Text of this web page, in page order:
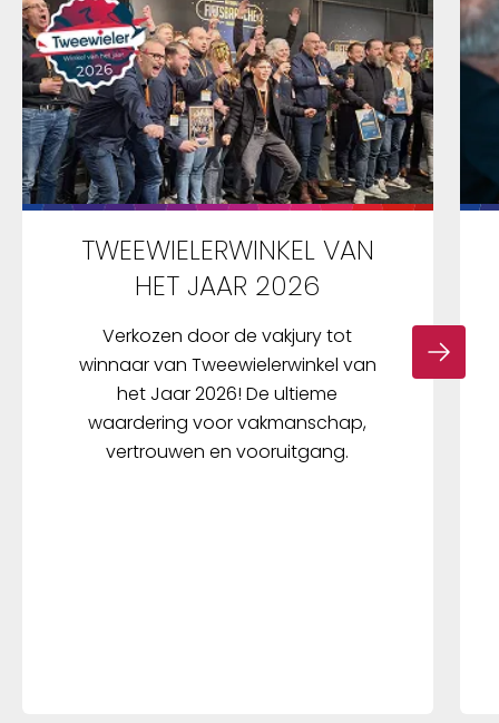
TWEEWIELERWINKEL VAN
HET JAAR 2026
Verkozen door de vakjury tot
winnaar van Tweewielerwinkel van
het Jaar 2026! De ultieme
waardering voor vakmanschap,
vertrouwen en vooruitgang.